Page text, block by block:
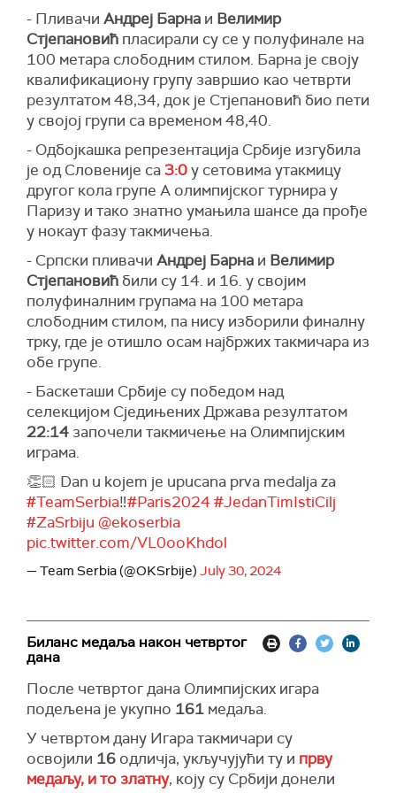
- Пливачи Андреј Барна и Велимир
Стјепановић пласирали су се у полуфинале на
100 метара слободним стилом. Барна је своју
квалификациону групу завршио као четврти
резултатом 48,34, док је Стјепановић био пети
у својој групи са временом 48,40.
- Одбојкашка репрезентација Србије изгубила
је од Словеније са3:0у сетовима утакмицу
другог кола групе А олимпијског турнира у
Паризу и тако знатно умањила шансе да прође
у нокаут фазу такмичења.
- Српски пливачи Андреј Барна и Велимир
Стјепановић били су 14. и 16. у својим
полуфиналним групама на 100 метара
слободним стилом, па нису изборили финалну
трку, где је отишло осам најбржих такмичара из
обе групе.
- Баскеташи Србије су победом над
селекцијом Сједињених Држава резултатом
22:14 започели такмичење на Олимпијским
играма.
👏🏻 Dan u kojem je upucana prva medalja za
#TeamSerbia‼️#Paris2024 #JedanTimIstiCilj
#ZaSrbiju @ekoserbia
pic.twitter.com/VL0ooKhdol
— Team Serbia (@OKSrbije) July 30, 2024
Биланс медаља након четвртог
дана
После четвртог дана Олимпијских игара
подељена је укупно 161 медаља.
У четвртом дану Игара такмичари су
освојили 16 одличја, укључујући ту и прву
медаљу, и то златну, коју су Србији донели